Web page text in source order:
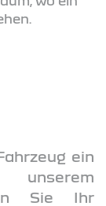
ein
unserem
Sie Ihr